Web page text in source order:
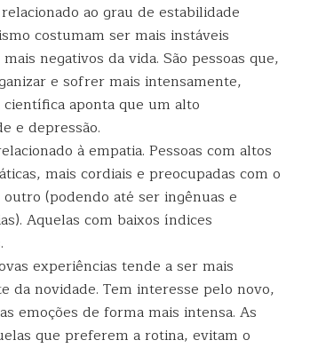
ao grau de estabilidade
costumam ser mais instáveis
negativos da vida. São pessoas que,
e sofrer mais intensamente,
aponta que um alto
e depressão.
à empatia. Pessoas com altos
mais cordiais e preocupadas com o
(podendo até ser ingênuas e
Aquelas com baixos índices
experiências tende a ser mais
da novidade. Tem interesse pelo novo,
emoções de forma mais intensa. As
que preferem a rotina, evitam o